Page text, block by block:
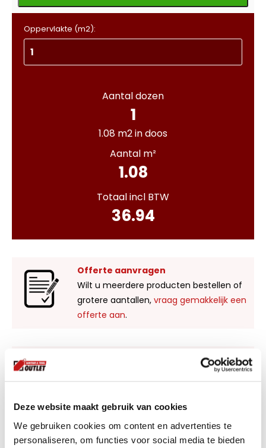
Deze website maakt gebruik van cookies
We gebruiken cookies om content en advertenties te
personaliseren, om functies voor social media te bieden
Oppervlakte (m2):
Aantal dozen
1
1.08 m2 in doos
Aantal m²
1.08
Totaal incl BTW
36.94
Offerte aanvragen
Wilt u meerdere producten bestellen of
grotere aantallen, vraag gemakkelijk een
offerte aan.
Bezoek onze showroom in Kaatsheuvel,
voorraad! Het is nu ook mogelijk om in de